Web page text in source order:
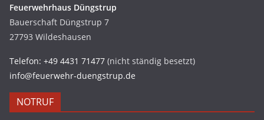
Feuerwehrhaus Düngstrup
Bauerschaft Düngstrup 7
27793 Wildeshausen
Telefon: +49 4431 71477 (nicht ständig besetzt)
info@feuerwehr-duengstrup.de
NOTRUF